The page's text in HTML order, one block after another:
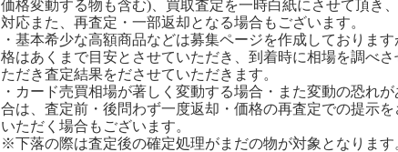
価格変動する物も含む)、買取査定を一時白紙にさせて頂き
対応また、再査定・一部返却となる場合もございます。
・基本希少な高額商品などは募集ページを作成しております
格はあくまで目安とさせていただき、到着時に相場を調べさ
ただき査定結果をださせていただきます。
・カード売買相場が著しく変動する場合・また変動の恐れ
合は、査定前・後問わず一度返却・価格の再査定での提示を
いただく場合もございます。
※下落の際は査定後の確定処理がまだの物が対象となります